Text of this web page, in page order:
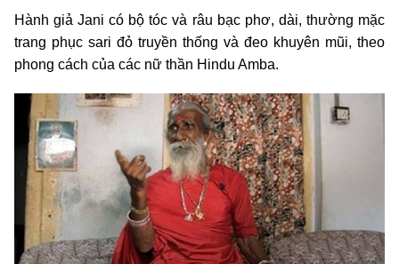
Hành giả Jani có bộ tóc và râu bạc phơ, dài, thường mặc
trang phục sari đỏ truyền thống và đeo khuyên mũi, theo
phong cách của các nữ thần Hindu Amba.